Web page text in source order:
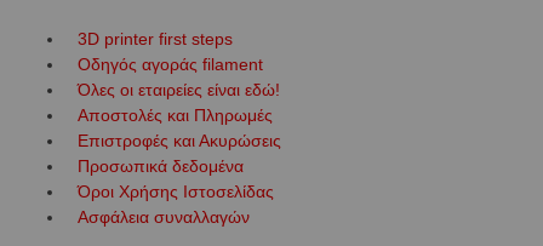
3D printer first steps
Οδηγός αγοράς filament
Όλες οι εταιρείες είναι εδώ!
Αποστολές και Πληρωμές
Επιστροφές και Ακυρώσεις
Προσωπικά δεδομένα
Όροι Χρήσης Ιστοσελίδας
Ασφάλεια συναλλαγών